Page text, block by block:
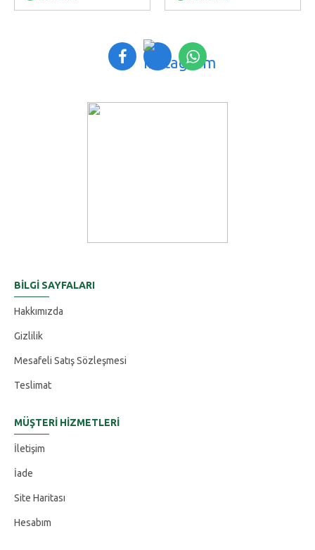
BILGI SAYFALARI
Hakkımızda
Gizlilik
Mesafeli Satış Sözleşmesi
Teslimat
MÜŞTERI HIZMETLERI
İletişim
İade
Site Haritası
Hesabım